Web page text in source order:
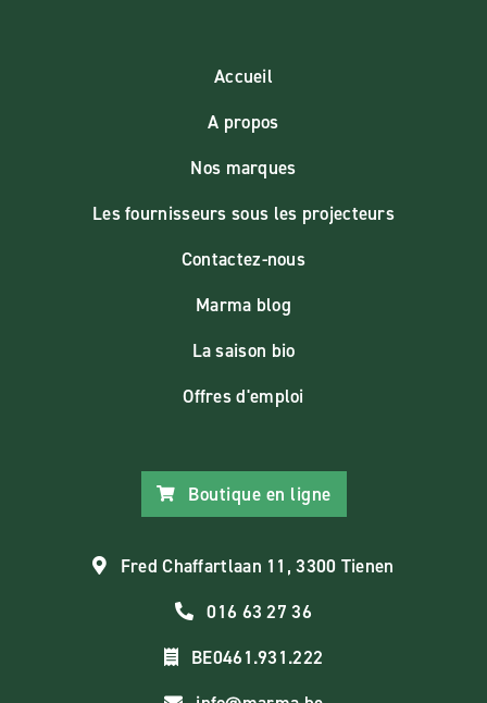
Accueil
A propos
Nos marques
Les fournisseurs sous les projecteurs
Contactez-nous
Marma blog
La saison bio
Offres d'emploi
Boutique en ligne
Fred Chaffartlaan 11, 3300 Tienen
016 63 27 36
BE0461.931.222